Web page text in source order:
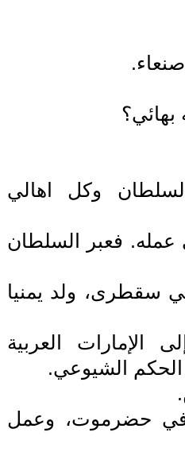
بهائي؟
وكل اهالي
عمله. فعبر السلطان
سقطرى، ولد يمنيا
الإمارات العربية
الحكم الشيوعي.
في حضرموت، وعمل